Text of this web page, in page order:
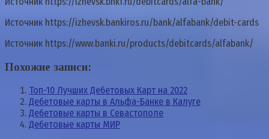
Источник https://izhevsk.bankiros.ru/bank/alfabank/debit-cards
Источник https://www.banki.ru/products/debitcards/alfabank/
Похожие записи:
Топ-10 Лучших Дебетовых Карт на 2022
Дебетовые карты в Альфа-Банке в Калуге
Дебетовые карты в Севастополе
Дебетовые карты МИР